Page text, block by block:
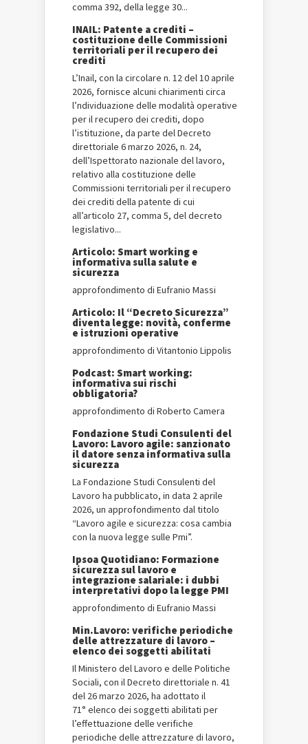
comma 392, della legge 30...
INAIL: Patente a crediti –
costituzione delle Commissioni
territoriali per il recupero dei
crediti
L’Inail, con la circolare n. 12 del 10 aprile
2026, fornisce alcuni chiarimenti circa
l’ndividuazione delle modalità operative
per il recupero dei crediti, dopo
l’istituzione, da parte del Decreto
direttoriale 6 marzo 2026, n. 24,
dell’Ispettorato nazionale del lavoro,
relativo alla costituzione delle
Commissioni territoriali per il recupero
dei crediti della patente di cui
all’articolo 27, comma 5, del decreto
legislativo...
Articolo: Smart working e
informativa sulla salute e
sicurezza
approfondimento di Eufranio Massi
Articolo: Il “Decreto Sicurezza”
diventa legge: novità, conferme
e istruzioni operative
approfondimento di Vitantonio Lippolis
Podcast: Smart working:
informativa sui rischi
obbligatoria?
approfondimento di Roberto Camera
Fondazione Studi Consulenti del
Lavoro: Lavoro agile: sanzionato
il datore senza informativa sulla
sicurezza
La Fondazione Studi Consulenti del
Lavoro ha pubblicato, in data 2 aprile
2026, un approfondimento dal titolo
“Lavoro agile e sicurezza: cosa cambia
con la nuova legge sulle Pmi”.
Ipsoa Quotidiano: Formazione
sicurezza sul lavoro e
integrazione salariale: i dubbi
interpretativi dopo la legge PMI
approfondimento di Eufranio Massi
Min.Lavoro: verifiche periodiche
delle attrezzature di lavoro –
elenco dei soggetti abilitati
Il Ministero del Lavoro e delle Politiche
Sociali, con il Decreto direttoriale n. 41
del 26 marzo 2026, ha adottato il
71° elenco dei soggetti abilitati per
l’effettuazione delle verifiche
periodiche delle attrezzature di lavoro,